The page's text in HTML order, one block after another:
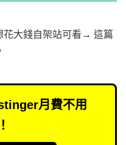
大錢自架站可看→ 這篇
月費不用